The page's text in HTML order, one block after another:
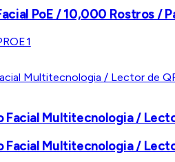
PoE / 10,000 Rostros /
Multitecnologia /
Multitecnologia /